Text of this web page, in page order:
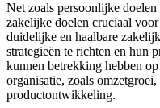
Net zoals persoonlijke
zakelijke doelen cruciaal
duidelijke en haalbare
strategieën te richten en hun
kunnen betrekking hebben
organisatie, zoals
productontwikkeling.